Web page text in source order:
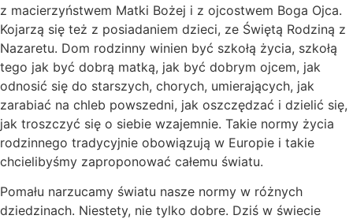
z macierzyństwem Matki Bożej i z ojcostwem Boga Ojca.
Kojarzą się też z posiadaniem dzieci, ze Świętą Rodziną z
Nazaretu. Dom rodzinny winien być szkołą życia, szkołą
tego jak być dobrą matką, jak być dobrym ojcem, jak
odnosić się do starszych, chorych, umierających, jak
zarabiać na chleb powszedni, jak oszczędzać i dzielić się,
jak troszczyć się o siebie wzajemnie. Takie normy życia
rodzinnego tradycyjnie obowiązują w Europie i takie
chcielibyśmy zaproponować całemu światu.
Pomału narzucamy światu nasze normy w różnych
dziedzinach. Niestety, nie tylko dobre. Dziś w świecie